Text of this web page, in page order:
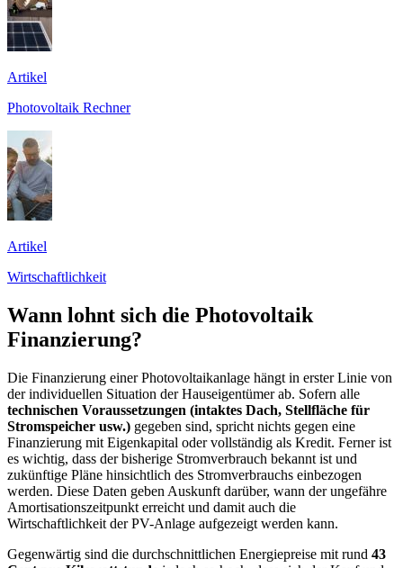
Artikel
Photovoltaik Rechner
Artikel
Wirtschaftlichkeit
Wann lohnt sich die Photovoltaik
Finanzierung?
Die Finanzierung einer Photovoltaikanlage hängt in erster Linie von
der individuellen Situation der Hauseigentümer ab. Sofern alle
technischen Voraussetzungen (intaktes Dach, Stellfläche für
Stromspeicher usw.) gegeben sind, spricht nichts gegen eine
Finanzierung mit Eigenkapital oder vollständig als Kredit. Ferner ist
es wichtig, dass der bisherige Stromverbrauch bekannt ist und
zukünftige Pläne hinsichtlich des Stromverbrauchs einbezogen
werden. Diese Daten geben Auskunft darüber, wann der ungefähre
Amortisationszeitpunkt erreicht und damit auch die
Wirtschaftlichkeit der PV-Anlage aufgezeigt werden kann.
Gegenwärtig sind die durchschnittlichen Energiepreise mit rund 43